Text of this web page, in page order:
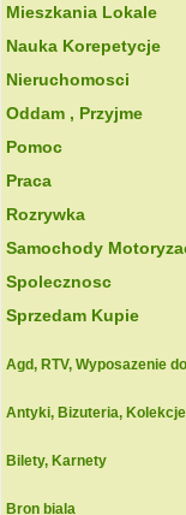
Mieszkania Lokale
Nauka Korepetycje
Nieruchomosci
Oddam , Przyjme
Pomoc
Praca
Rozrywka
Samochody
Spolecznosc
Sprzedam Kupie
Agd, RTV, Wyposazenie
Antyki, Bizuteria, Kolekcje
Bilety, Karnety
Bron biala